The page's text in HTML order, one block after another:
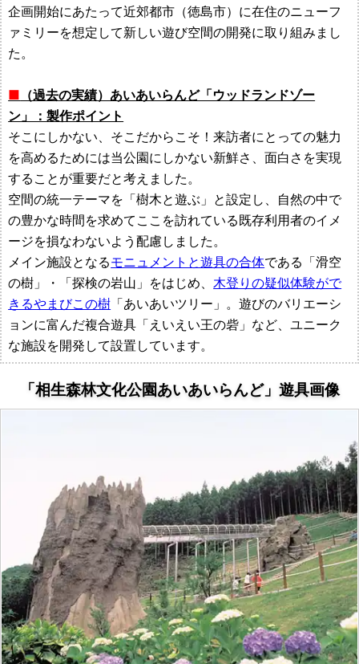
ー
都
村
製
作
所
企画開始にあたって近郊都市（徳島市）に在住のニューフ
ァミリーを想定して新しい遊び空間の開発に取り組みまし
た。
（過去の実績）あいあいらんど「ウッドランドゾー
ン」：製作ポイント
そこにしかない、そこだからこそ！来訪者にとっての魅力
を高めるためには当公園にしかない新鮮さ、面白さを実現
することが重要だと考えました。
空間の統一テーマを「樹木と遊ぶ」と設定し、自然の中で
の豊かな時間を求めてここを訪れている既存利用者のイメ
ージを損なわないよう配慮しました。
メイン施設となるモニュメントと遊具の合体である「滑空
の樹」・「探検の岩山」をはじめ、 木登りの疑似体験がで
きるやまびこの樹 「あいあいツリー」。遊びのバリエーシ
ョンに富んだ複合遊具「えいえい王の砦」など、ユニーク
な施設を開発して設置しています。
「相生森林文化公園あいあいらんど」遊具画像